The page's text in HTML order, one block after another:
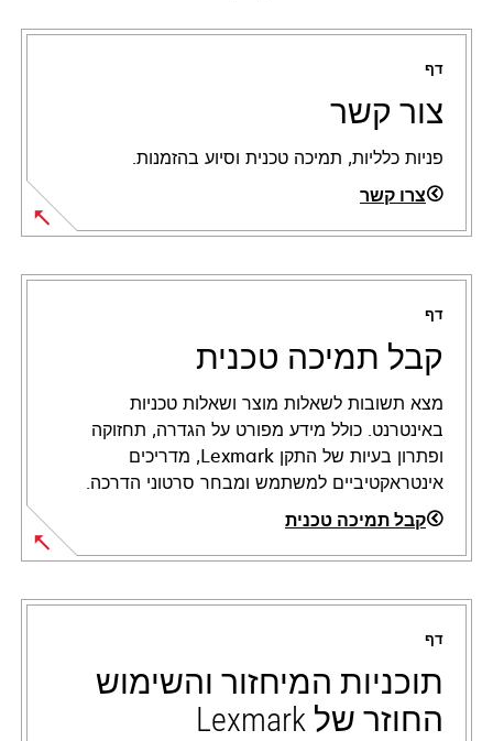
דף
צור קשר
פניות כלליות, תמיכה טכנית וסיוע בהזמנות.
צרו קשר
דף
קבל תמיכה טכנית
מצא תשובות לשאלות מוצר ושאלות טכניות
באינטרנט. כולל מידע מפורט על הגדרה, תחזוקה
ופתרון בעיות של התקן Lexmark, מדריכים
אינטראקטיביים למשתמש ומבחר סרטוני הדרכה.
קבל תמיכה טכנית
opens
in
new
tab
דף
תוכניות המיחזור והשימוש
החוזר של Lexmark